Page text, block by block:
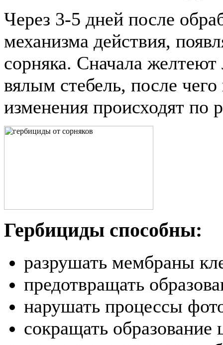
Через 3-5 дней после
механизма действия,
сорняка. Сначала желтеют
вялым стебель, после
изменения происходят по
Гербициды способны:
разрушать мембраны
предотвращать
нарушать процессы
сокращать